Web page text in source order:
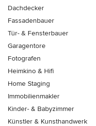
Dachdecker
Fassadenbauer
Tür- & Fensterbauer
Garagentore
Fotografen
Heimkino & Hifi
Home Staging
Immobilienmakler
Kinder- & Babyzimmer
Künstler & Kunsthandwerk